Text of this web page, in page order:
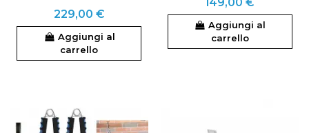
229,00 €
Aggiungi al
carrello
Aggiungi al
carrello